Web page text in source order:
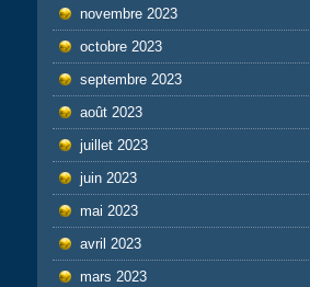
novembre 2023
octobre 2023
septembre 2023
août 2023
juillet 2023
juin 2023
mai 2023
avril 2023
mars 2023